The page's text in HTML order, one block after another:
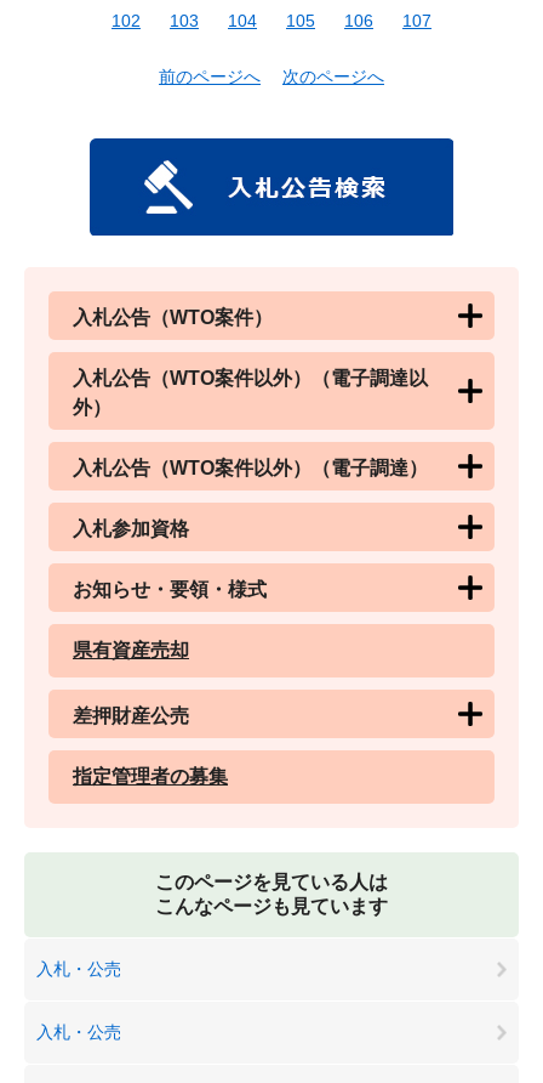
102
103 104 105 106 107
前のページへ 次のページへ
入札公告（WTO案件）
入札公告（WTO案件以外）（電子調達以
外）
入札公告（WTO案件以外）（電子調達）
入札参加資格
お知らせ・要領・様式
県有資産売却
差押財産公売
指定管理者の募集
このページを見ている人は
こんなページも見ています
入札・公売
入札・公売